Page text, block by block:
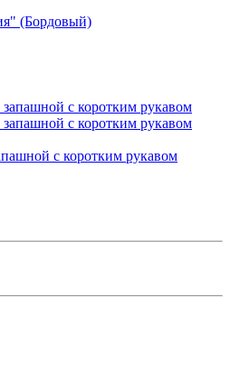
(Бордовый)
с коротким рукавом